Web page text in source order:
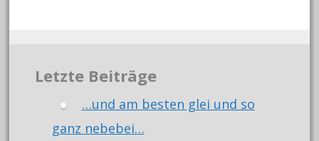
Letzte Beiträge
…und am besten glei und so
ganz nebebei…